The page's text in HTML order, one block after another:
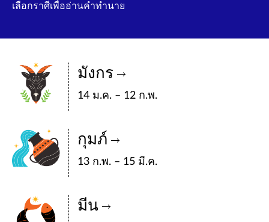
เลือกราศีเพื่ออ่านคำทำนาย
มังกร
14 ม.ค. – 12 ก.พ.
กุมภ์
13 ก.พ. – 15 มี.ค.
มีน